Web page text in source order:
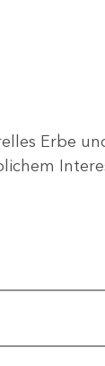
Erbe